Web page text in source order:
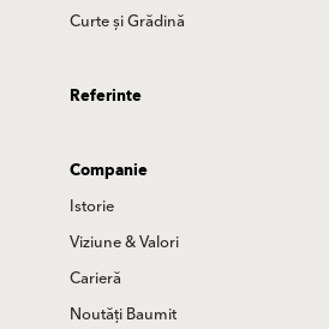
Curte și Grădină
Referinte
Companie
Istorie
Viziune & Valori
Carieră
Noutăți Baumit